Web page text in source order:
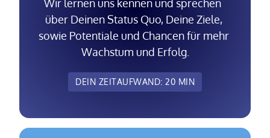
Wir lernen uns kennen und sprechen
über Deinen Status Quo, Deine Ziele,
sowie Potentiale und Chancen für mehr
Wachstum und Erfolg.
DEIN ZEITAUFWAND: 20 MIN